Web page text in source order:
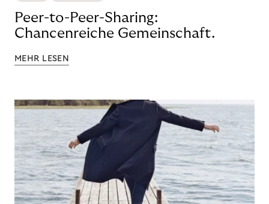
Peer-to-Peer-Sharing:
Chancenreiche Gemeinschaft.
MEHR LESEN